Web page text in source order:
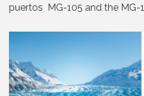
puertos MG-105 and the MG-